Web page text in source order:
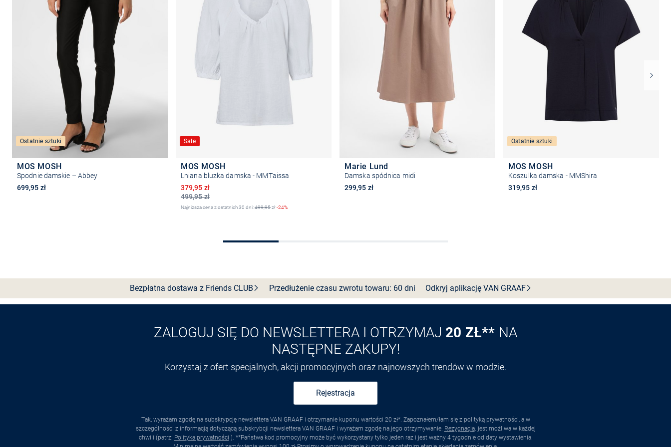
Ostatnie sztuki
MOS MOSH
Spodnie damskie – Abbey
699,95 zł
Sale
MOS MOSH
Lniana bluzka damska - MMTaissa
499,95 zł
Obniżona cena
379,95 zł
Najniższa cena z ostatnich 30 dni:499,95zł-24%
Marie Lund
Damska spódnica midi
299,95 zł
Ostatnie sztuki
MOS MOSH
Koszulka damska - MMShira
319,95 zł
Bezpłatna dostawa z FriendsCLUB Przedłużenie czasu zwrotu towaru: 60 dni Odkryj aplikację VAN GRAAF
ZALOGUJ SIĘ DO NEWSLETTERA I OTRZYMAJ 20 ZŁ** NA
NASTĘPNE ZAKUPY!
Korzystaj z ofert specjalnych, akcji promocyjnych oraz najnowszych trendów w modzie.
Rejestracja
Tak, wyrażam zgodę na subskrypcję newslettera VAN GRAAF i otrzymanie kuponu wartości 20 zł*. Zapoznałem/łam się z polityką prywatności, a w
szczególności z informacją dotyczącą subskrybcji newslettera VAN GRAAF i wyrażam zgodę na jego otrzymywanie. Rezygnacja. jest możliwa w każdej
chwili (patrz: Polityka prywatności ). **Państwa kod promocyjny może być wykorzystany tylko jeden raz i jest ważny 4 tygodnie od daty wystawienia.